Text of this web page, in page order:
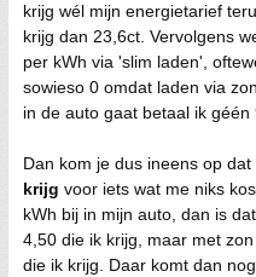
krijg wél mijn energietarief
krijg dan 23,6ct. Vervolgens
per kWh via 'slim laden',
sowieso 0 omdat laden via
in de auto gaat betaal ik géén
Dan kom je dus ineens op
krijg voor iets wat me niks
kWh bij in mijn auto, dan is
4,50 die ik krijg, maar met
die ik krijg. Daar komt dan